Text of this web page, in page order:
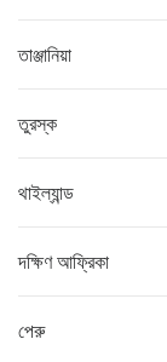
তাঞ্জানিয়া
তুরস্ক
থাইল্যান্ড
দক্ষিণ আফ্রিকা
পেরু